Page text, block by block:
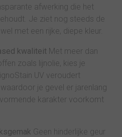
afwerking die het
Je ziet nog steeds de
met een rijke, diepe kleur.
kwaliteit Met meer dan
zoals lijnolie, kies je
UV veroudert
je gevel er jarenlang
karakter voorkomt
Geen hinderlijke geur